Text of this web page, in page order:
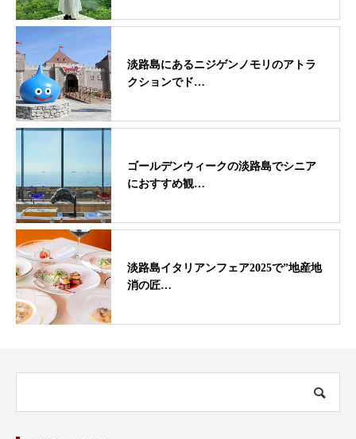
淡路島にあるニジゲンノモリのアトラ
クションでド…
ゴールデンウィークの淡路島でシニア
におすすめ観…
淡路島イタリアンフェア2025で”地産地
消の匠…